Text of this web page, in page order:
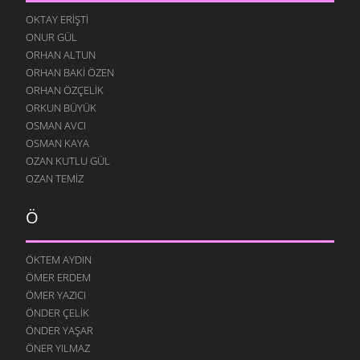
DÖNMÜŞÜM
19 ARALIK 2007
ÜŞÜRÜM SENSIZ
17 ARALIK 2007
ZORUMA GIDER
13 ARALIK 2007
HEP SEN GELIRSIN
11 ARALIK 2007
SARHOŞ OLMUŞ
7 ARALIK 2007
ÇOK SEVERIM
29 KASIM 2007
29 KASIM 2007
GERI ÇEVIRMIŞ
27 KASIM 2007
GÜNEŞ ÇALMIŞ
24 KASIM 2007
OKTAY ERIŞTI
ONUR GÜL
ORHAN ALTUN
ORHAN BAKI ÖZEN
ORHAN ÖZÇELIK
ORKUN BÜYÜK
OSMAN AVCI
OSMAN KAYA
OZAN KUTLU GÜL
OZAN TEMIZ
Ö
ÖKTEM AYDIN
ÖMER ERDEM
ÖMER YAZICI
ÖNDER ÇELIK
ÖNDER YAŞAR
ÖNER YILMAZ